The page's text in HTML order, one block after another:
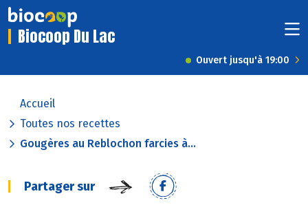
Biocoop Du Lac
Ouvert jusqu'à 19:00
Accueil
Toutes nos recettes
Gougères au Reblochon farcies à...
Partager sur